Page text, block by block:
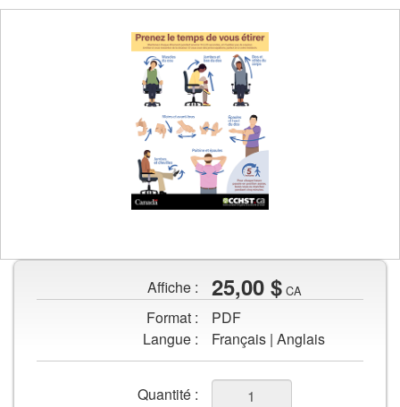
l'image
Prenez
temps
de
vous
Affiche : 25,00 $ CA
Format :
PDF
Langue :
Français | Anglais
Quantité :